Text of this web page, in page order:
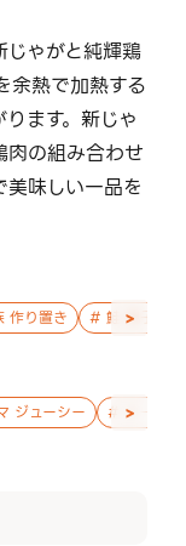
ゃがと純輝鶏
余熱で加熱する
ます。新じゃ
肉の組み合わせ
味しい一品を
作り置き # 鮭 親子 作
>
ジューシー # チーズ
>